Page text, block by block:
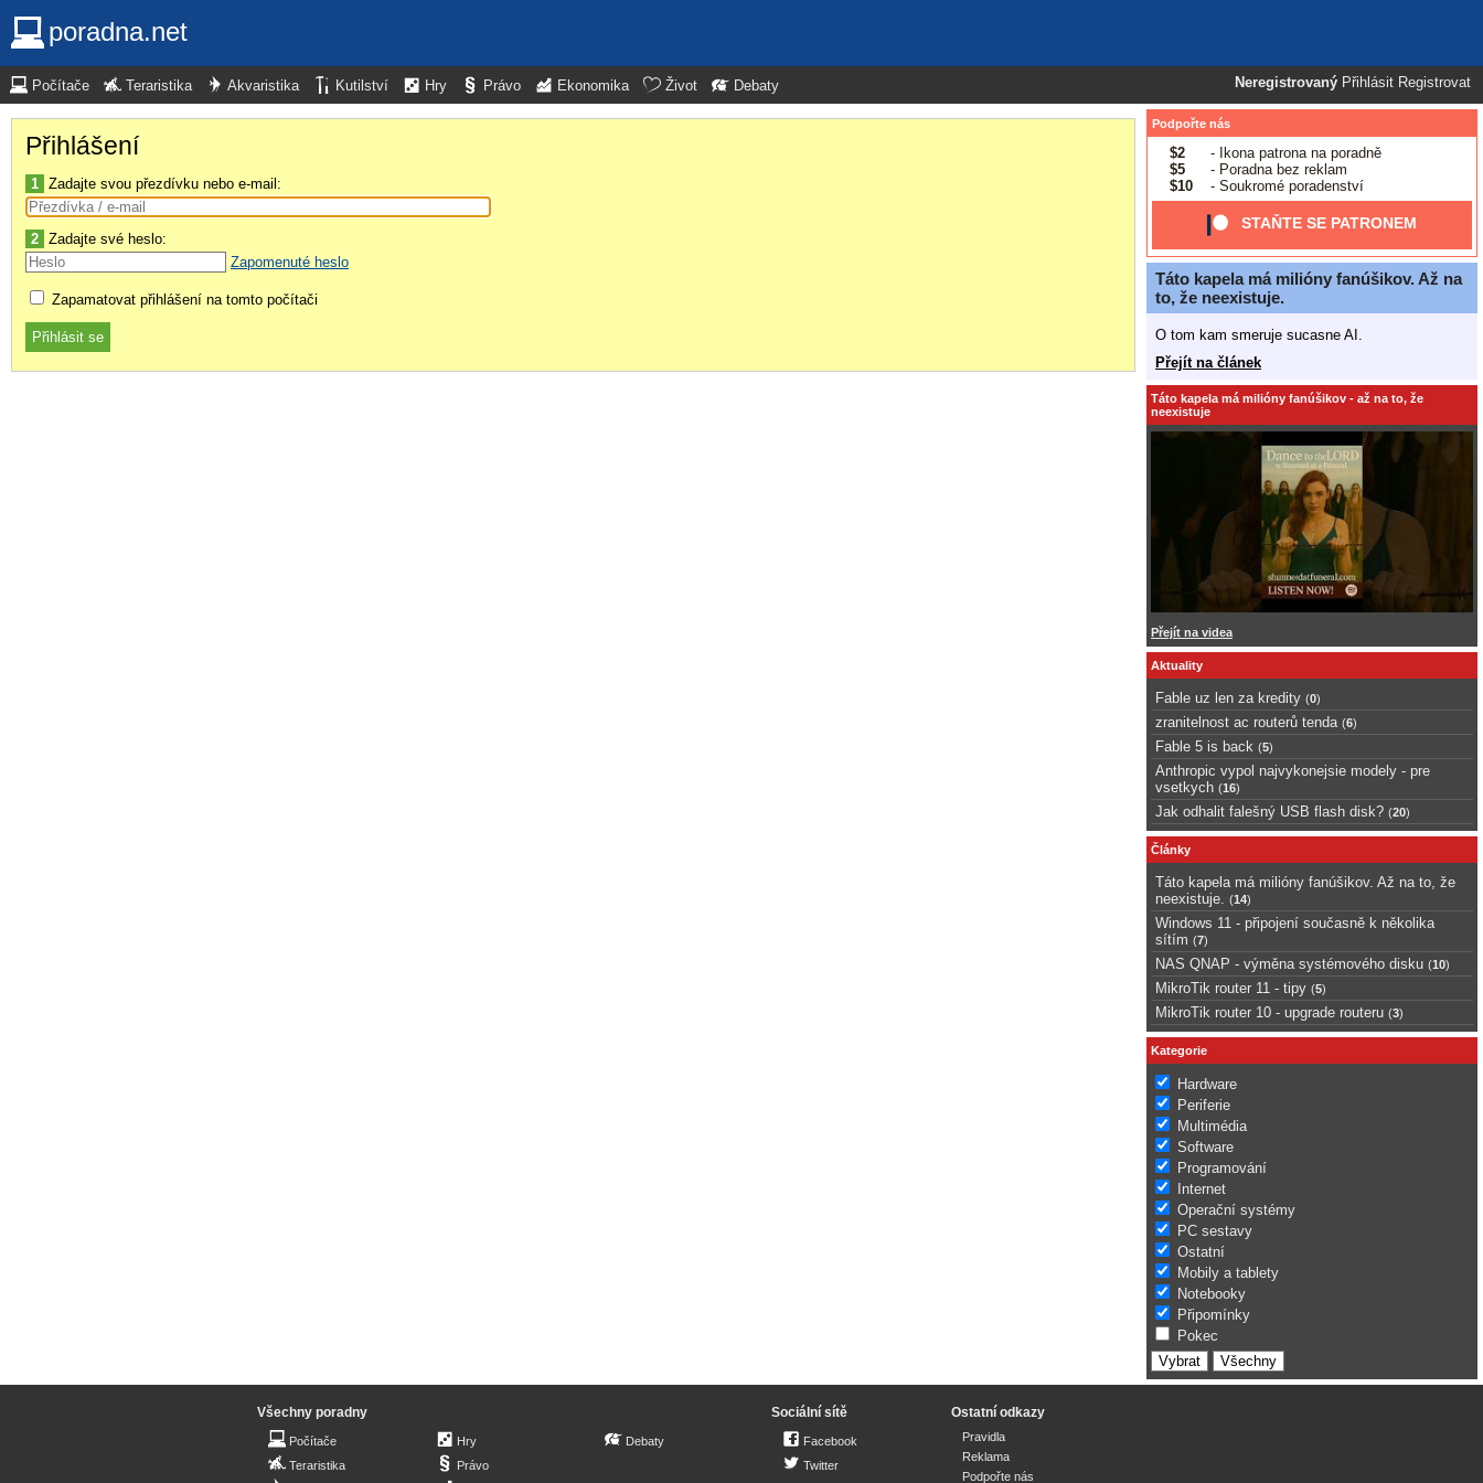
poradna.net
Neregistrovaný Přihlásit Registrovat
Počítače Teraristika Akvaristika Kutilství Hry Právo Ekonomika Život Debaty
Přihlášení
1 Zadajte svou přezdívku nebo e-mail:
2 Zadajte své heslo:
Zapomenuté heslo
Zapamatovat přihlášení na tomto počítači
Podpořte nás
$2
- Ikona patrona na poradně
$5
- Poradna bez reklam
$10
- Soukromé poradenství
STAŇTE SE PATRONEM
Táto kapela má milióny fanúšikov. Až na
to, že neexistuje.
O tom kam smeruje sucasne AI.
Přejít na článek
Táto kapela má milióny fanúšikov - až na to, že
neexistuje
Přejít na videa
Aktuality
Fable uz len za kredity (0)
zranitelnost ac routerů tenda (6)
Fable 5 is back (5)
Anthropic vypol najvykonejsie modely - pre
vsetkych (16)
Jak odhalit falešný USB flash disk? (20)
Články
Táto kapela má milióny fanúšikov. Až na to, že
neexistuje.
(14)
Windows 11 - připojení současně k několika
sítím (7)
NAS QNAP - výměna systémového disku (10)
MikroTik router 11 - tipy (5)
MikroTik router 10 - upgrade routeru (3)
Kategorie
Hardware
Periferie
Multimédia
Software
Programování
Internet
Operační systémy
PC sestavy
Ostatní
Mobily a tablety
Notebooky
Připomínky
Pokec
Všechny poradny
Počítače
Teraristika
Hry
Právo
Debaty
Sociální sítě
Facebook
Twitter
Ostatní odkazy
Pravidla
Reklama
Podpořte nás